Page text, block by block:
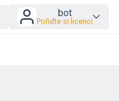
bot
Pořiďte si licenci